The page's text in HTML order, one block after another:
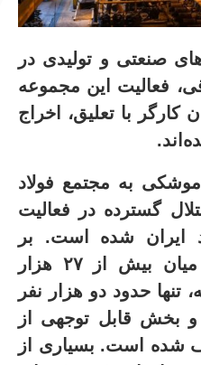
صنعتی و تولیدی در
فعالیت این مجموعه
کارگر با تعلیق، اخراج
.
به مجتمع فولاد
گسترده در فعالیت
ایران شده است.
بر
اساس این گزارش، از میان بیش از ۲۷ هزار
حدود دو هزار نفر
و بخش قابل توجهی از
شده است. بسیاری از